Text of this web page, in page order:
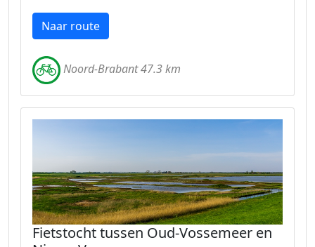
Naar route
Noord-Brabant 47.3 km
Fietstocht tussen Oud-Vossemeer en